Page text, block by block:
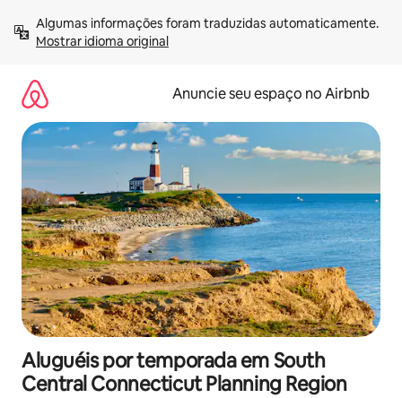
para
Mostrar idioma original
Anuncie seu espaço no Airbnb
Aluguéis por temporada em South
Central Connecticut Planning Region